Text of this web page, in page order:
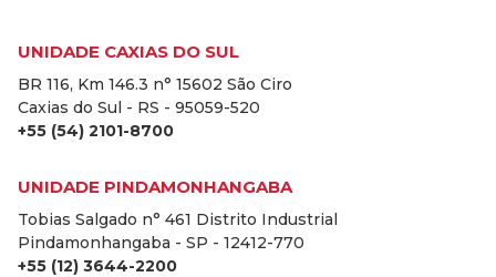
UNIDADE CAXIAS DO SUL
BR 116, Km 146.3 n° 15602 São Ciro
Caxias do Sul - RS - 95059-520
+55 (54) 2101-8700
UNIDADE PINDAMONHANGABA
Tobias Salgado n° 461 Distrito Industrial
Pindamonhangaba - SP - 12412-770
+55 (12) 3644-2200